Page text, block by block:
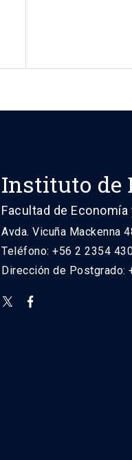
Instituto de
Facultad de
Avda. Vicuña Mackenna
Teléfono: +56 2 2354
Dirección de Postgrado: